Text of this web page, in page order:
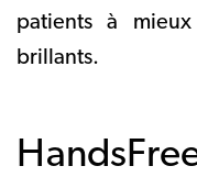
patients à
brillants.